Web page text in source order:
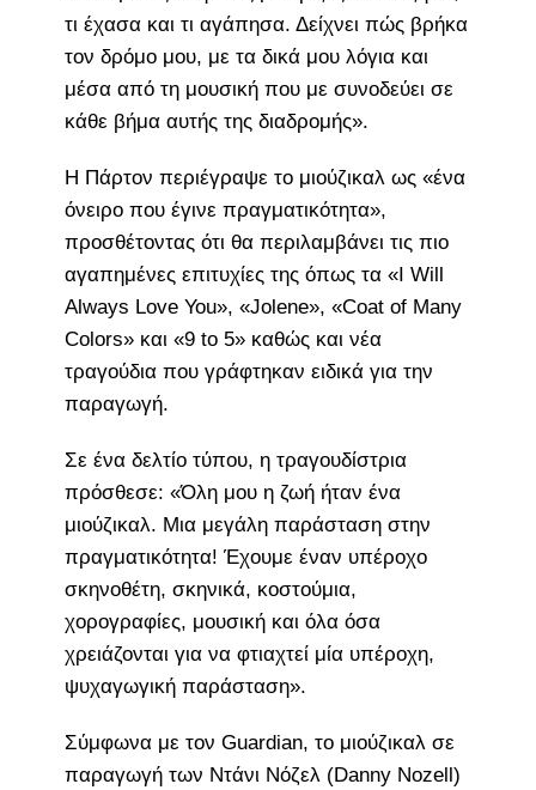
τι έχασα και τι αγάπησα. Δείχνει πώς βρήκα
τον δρόμο μου, με τα δικά μου λόγια και
μέσα από τη μουσική που με συνοδεύει σε
κάθε βήμα αυτής της διαδρομής».
Η Πάρτον περιέγραψε το μιούζικαλ ως «ένα
όνειρο που έγινε πραγματικότητα»,
προσθέτοντας ότι θα περιλαμβάνει τις πιο
αγαπημένες επιτυχίες της όπως τα «I Will
Always Love You», «Jolene», «Coat of Many
Colors» και «9 to 5» καθώς και νέα
τραγούδια που γράφτηκαν ειδικά για την
παραγωγή.
Σε ένα δελτίο τύπου, η τραγουδίστρια
πρόσθεσε: «Όλη μου η ζωή ήταν ένα
μιούζικαλ. Μια μεγάλη παράσταση στην
πραγματικότητα! Έχουμε έναν υπέροχο
σκηνοθέτη, σκηνικά, κοστούμια,
χορογραφίες, μουσική και όλα όσα
χρειάζονται για να φτιαχτεί μία υπέροχη,
ψυχαγωγική παράσταση».
Σύμφωνα με τον Guardian, το μιούζικαλ σε
παραγωγή των Ντάνι Νόζελ (Danny Nozell)